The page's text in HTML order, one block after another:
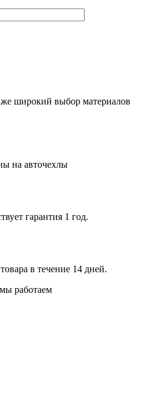
широкий выбор материалов
на авточехлы
гарантия 1 год.
в течение 14 дней.
работаем